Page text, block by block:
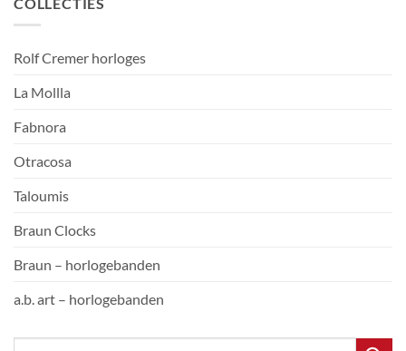
Rolf Cremer horloges
La Mollla
Fabnora
Otracosa
Taloumis
Braun Clocks
Braun – horlogebanden
a.b. art – horlogebanden